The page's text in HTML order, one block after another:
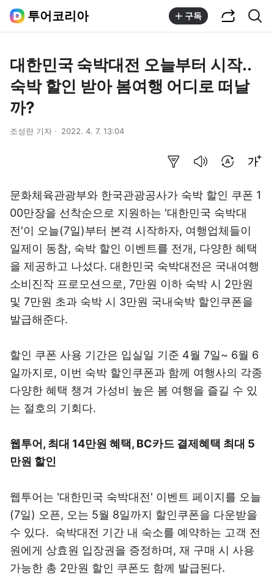
투어코리아 구독
대한민국 숙박대전 오늘부터 시작..
숙박 할인 받아 봄여행 어디로 떠날
까?
조성란 기자 2022. 4. 7. 13:04
문화체육관광부와 한국관광공사가 숙박 할인 쿠폰 1
00만장을 선착순으로 지원하는 '대한민국 숙박대
전'이 오늘(7일)부터 본격 시작하자, 여행업체들이
일제이 동참, 숙박 할인 이벤트를 전개, 다양한 혜택
을 제공하고 나섰다. 대한민국 숙박대전은 국내여행
소비진작 프로모션으로, 7만원 이하 숙박 시 2만원
및 7만원 초과 숙박 시 3만원 국내숙박 할인쿠폰을
발급해준다.
할인 쿠폰 사용 기간은 입실일 기준 4월 7일~ 6월 6
일까지로, 이번 숙박 할인쿠폰과 함께 여행사의 각종
다양한 혜택 챙겨 가성비 높은 봄 여행을 즐길 수 있
는 절호의 기회다.
웹투어, 최대 14만원 혜택, BC카드 결제혜택 최대 5
만원 할인
웹투어는 '대한민국 숙박대전' 이벤트 페이지를 오늘
(7일) 오픈, 오는 5월 8일까지 할인쿠폰을 다운받을
수 있다. 숙박대전 기간 내 숙소를 예약하는 고객 전
원에게 상효원 입장권을 증정하며, 재 구매 시 사용
가능한 총 2만원 할인 쿠폰도 함께 발급된다.